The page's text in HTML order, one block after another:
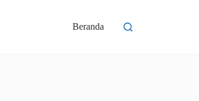
Beranda